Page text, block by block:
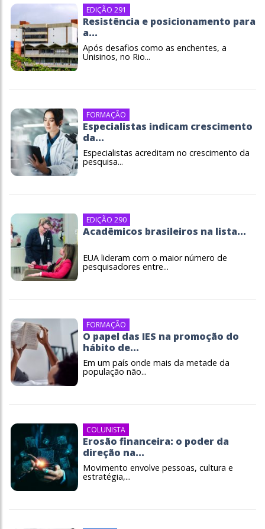
EDIÇÃO 291
Resistência e posicionamento para
a...
Após desafios como as enchentes, a
Unisinos, no Rio...
FORMAÇÃO
Especialistas indicam crescimento
da...
Especialistas acreditam no crescimento da
pesquisa...
EDIÇÃO 290
Acadêmicos brasileiros na lista...
EUA lideram com o maior número de
pesquisadores entre...
FORMAÇÃO
O papel das IES na promoção do
hábito de...
Em um país onde mais da metade da
população não...
COLUNISTA
Erosão financeira: o poder da
direção na...
Movimento envolve pessoas, cultura e
estratégia,...